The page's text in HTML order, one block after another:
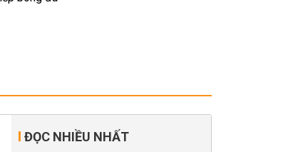
ĐỌC NHIỀU NHẤT